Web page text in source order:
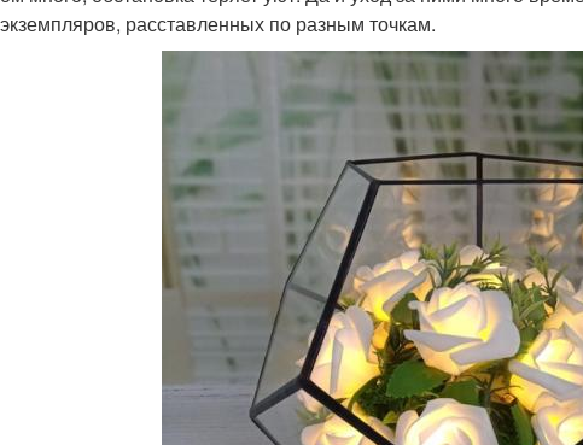
расставленных по разным точкам.